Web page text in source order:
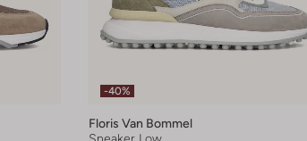
-40%
Floris Van Bommel